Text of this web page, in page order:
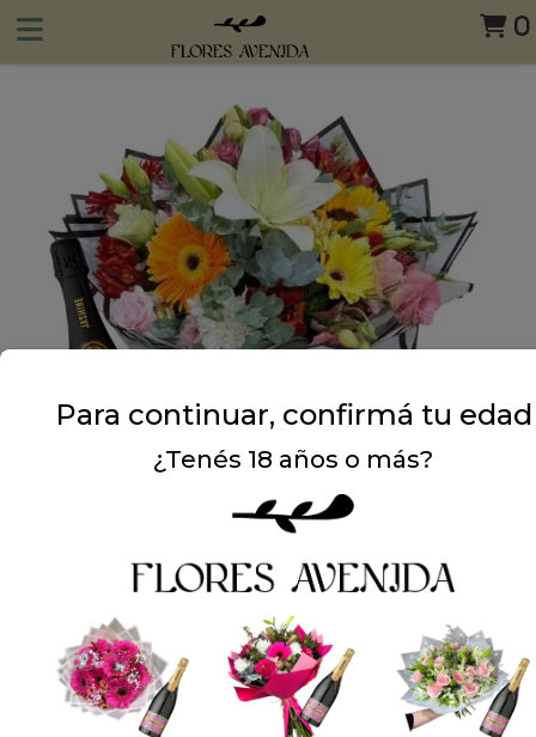
0
1 opinión +
Dejá tu opinión
NOMBRE
Para continuar, confirmá tu edad
¿Tenés 18 años o más?